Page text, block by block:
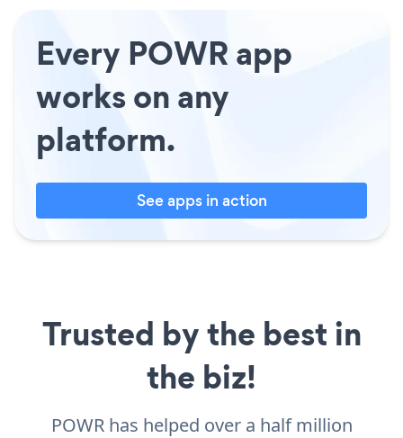
Every POWR app
works on any
platform.
See apps in action
Trusted by the best in
the biz!
POWR has helped over a half million